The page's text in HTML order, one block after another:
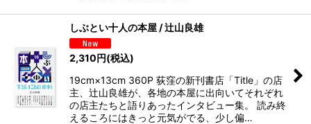
しぶとい十人の本屋 / 辻山良雄
2,310円(税込)
19cm×13cm 360P 荻窪の新刊書店「Title」の店
主、辻山良雄が、各地の本屋に出向いてそれぞれ
の店主たちと語りあったインタビュー集。 読み終
えるころにはきっと元気がでる、少し偏…